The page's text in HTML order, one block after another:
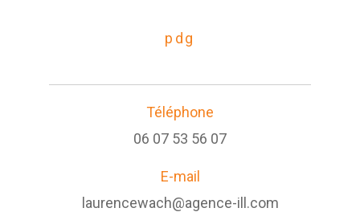
pdg
Téléphone
06 07 53 56 07
E-mail
laurencewach@agence-ill.com